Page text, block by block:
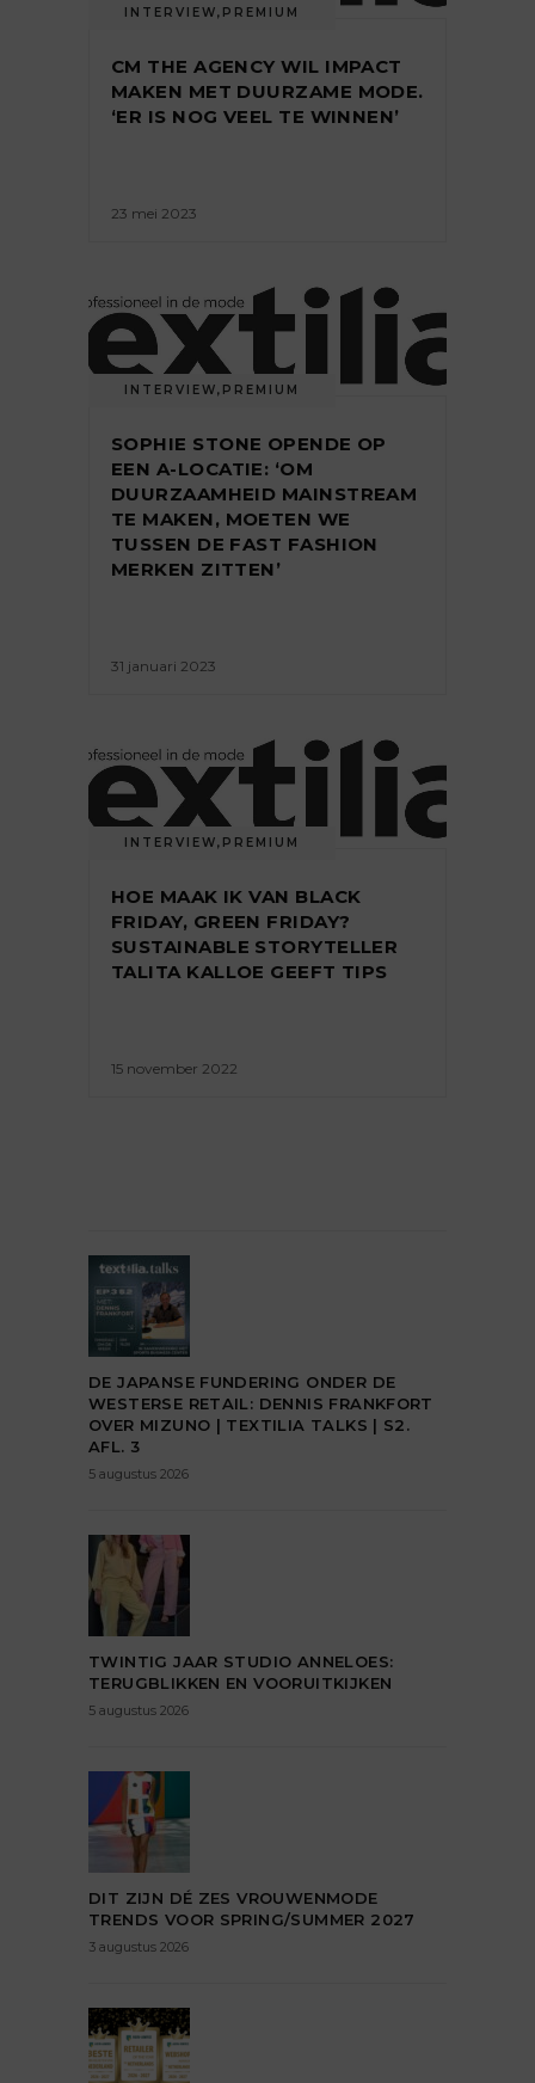
INTERVIEW, PREMIUM
CM THE AGENCY WIL IMPACT
MAKEN MET DUURZAME MODE.
‘ER IS NOG VEEL TE WINNEN’
23 mei 2023
INTERVIEW, PREMIUM
SOPHIE STONE OPENDE OP
EEN A-LOCATIE: ‘OM
DUURZAAMHEID MAINSTREAM
TE MAKEN, MOETEN WE
TUSSEN DE FAST FASHION
MERKEN ZITTEN’
31 januari 2023
INTERVIEW, PREMIUM
HOE MAAK IK VAN BLACK
FRIDAY, GREEN FRIDAY?
SUSTAINABLE STORYTELLER
TALITA KALLOE GEEFT TIPS
15 november 2022
DE JAPANSE FUNDERING ONDER DE
WESTERSE RETAIL: DENNIS FRANKFORT
OVER MIZUNO | TEXTILIA TALKS | S2.
AFL. 3
5 augustus 2026
TWINTIG JAAR STUDIO ANNELOES:
TERUGBLIKKEN EN VOORUITKIJKEN
5 augustus 2026
DIT ZIJN DÉ ZES VROUWENMODE
TRENDS VOOR SPRING/SUMMER 2027
3 augustus 2026